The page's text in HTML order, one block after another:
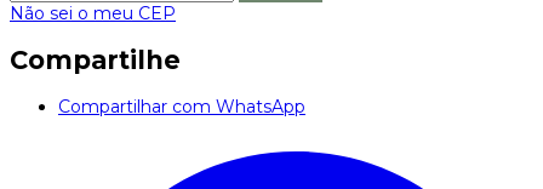
Não sei o meu CEP
Compartilhe
Compartilhar com WhatsApp